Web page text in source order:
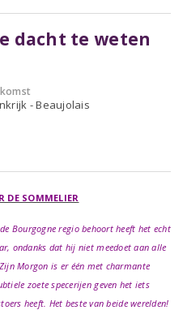
dacht te weten
- Beaujolais
DE SOMMELIER
Bourgogne regio behoort heeft het echt
ondanks dat hij niet meedoet aan alle
Morgon is er één met charmante
zoete specerijen geven het iets
heeft. Het beste van beide werelden!